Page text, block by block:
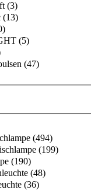
(3)
(13)
(5)
(47)
(494)
(199)
(190)
(48)
(36)